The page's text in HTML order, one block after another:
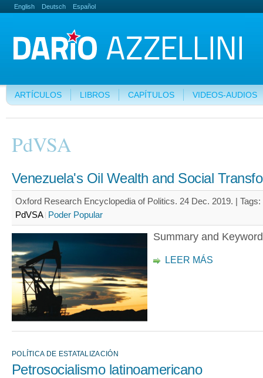
English Deutsch Español
ARTÍCULOS LIBROS CAPÍTULOS VIDEOS-AUDIOS
PdVSA
Venezuela's Oil Wealth and Social
Oxford Research Encyclopedia of Politics. 24 Dec. 2019. | Tags:
PdVSA Poder Popular
Summary and
LEER MÁS
POLÍTICA DE ESTATALIZACIÓN
Petrosocialismo latinoamericano